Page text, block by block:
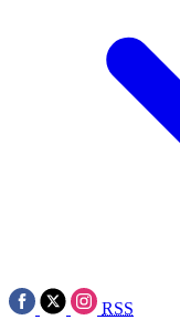
RSS